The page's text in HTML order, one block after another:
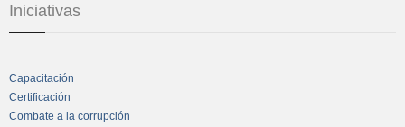
Iniciativas
Capacitación
Certificación
Combate a la corrupción